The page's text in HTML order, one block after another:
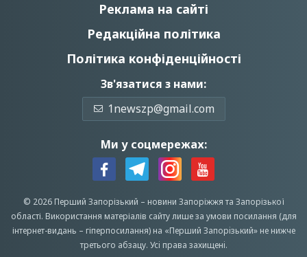
Реклама на сайті
Редакційна політика
Політика конфіденційності
Зв'язатися з нами:
1newszp@gmail.com
Ми у соцмережах:
© 2026 Перший Запорізький – новини Запоріжжята Запорізької
області. Використання матеріалів сайту лише за умови посилання (для
інтернет-видань – гіперпосилання) на «Перший Запорiзький» не нижче
третього абзацу. Усi права захищенi.